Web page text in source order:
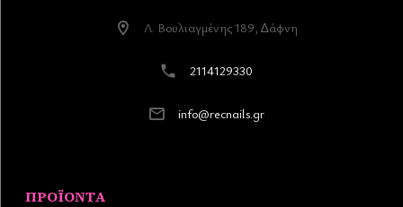
Λ. Βουλιαγµένης 189, ∆άφνη
2114129330
info@recnails.gr
ΠΡΟΪΌΝΤΑ